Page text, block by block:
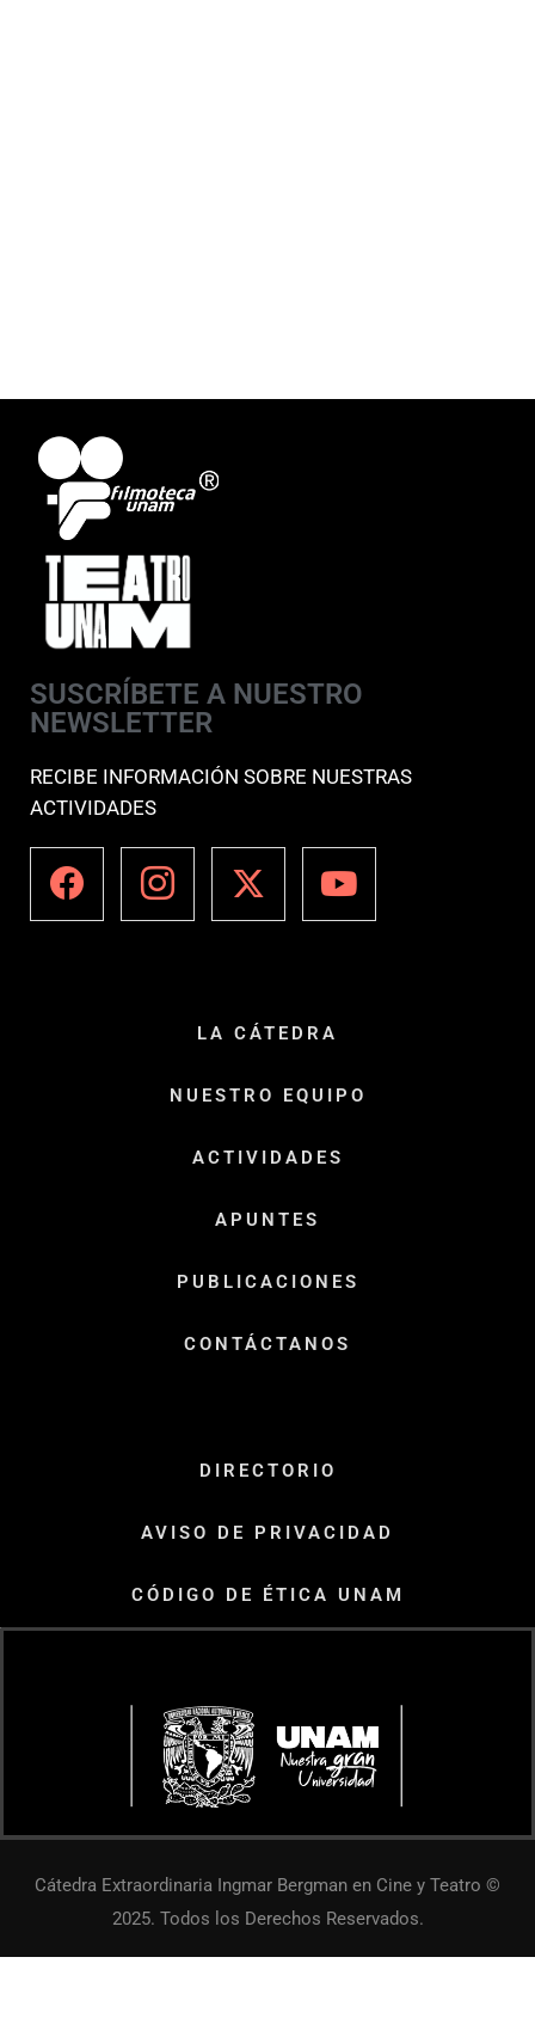
SUSCRÍBETE A NUESTRO
NEWSLETTER
RECIBE INFORMACIÓN SOBRE NUESTRAS
ACTIVIDADES
LA CÁTEDRA
NUESTRO EQUIPO
ACTIVIDADES
APUNTES
PUBLICACIONES
CONTÁCTANOS
DIRECTORIO
AVISO DE PRIVACIDAD
CÓDIGO DE ÉTICA UNAM
Cátedra Extraordinaria Ingmar Bergman en Cine y Teatro ©
2025. Todos los Derechos Reservados.